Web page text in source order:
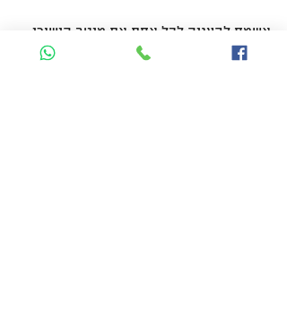
אשמח להעניק לכל אחת את מיטב קישורי
ויכולתי!